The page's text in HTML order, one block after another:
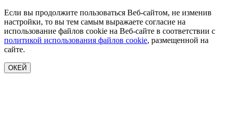
Если вы продолжите пользоваться Веб-сайтом, не изменив
настройки, то вы тем самым выражаете согласие на
использование файлов cookie на Веб-сайте в соответствии с
политикой использования файлов cookie, размещенной на
сайте.
ОКЕЙ